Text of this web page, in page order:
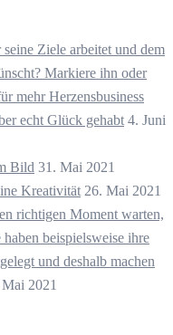
Ziele arbeitet und dem
Markiere ihn oder
mehr Herzensbusiness
echt Glück gehabt 4. Juni
Bild 31. Mai 2021
Kreativität 26. Mai 2021
richtigen Moment warten,
beispielsweise ihre
und deshalb machen
2021